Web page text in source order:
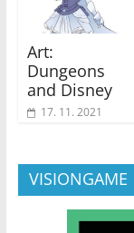
Art:
Dungeons
and Disney
17. 11. 2021
VISIONGAME